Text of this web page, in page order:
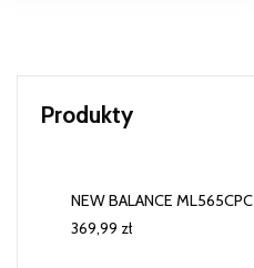
Produkty
NEW BALANCE ML565CPC
369,99 zł